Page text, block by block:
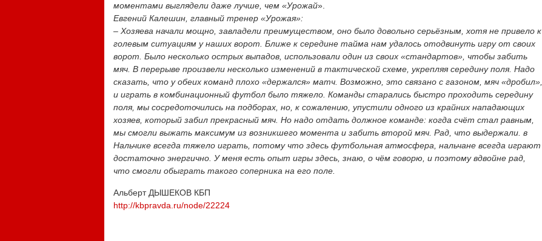
моментами выглядели даже лучше, чем «Урожай».
Евгений Калешин, главный тренер «Урожая»:
– Хозяева начали мощно, завладели преимуществом, оно было довольно серьёзным, хотя не привело к
голевым ситуациям у наших ворот. Ближе к середине тайма нам удалось отодвинуть игру от своих
ворот. Было несколько острых выпадов, использовали один из своих «стандартов», чтобы забить
мяч. В перерыве произвели несколько изменений в тактической схеме, укрепляя середину поля. Надо
сказать, что у обеих команд плохо «держался» матч. Возможно, это связано с газоном, мяч «дробил»,
и играть в комбинационный футбол было тяжело. Команды старались быстро проходить середину
поля, мы сосредоточились на подборах, но, к сожалению, упустили одного из крайних нападающих
хозяев, который забил прекрасный мяч. Но надо отдать должное команде: когда счёт стал равным,
мы смогли выжать максимум из возникшего момента и забить второй мяч. Рад, что выдержали. в
Нальчике всегда тяжело играть, потому что здесь футбольная атмосфера, нальчане всегда играют
достаточно энергично. У меня есть опыт игры здесь, знаю, о чём говорю, и поэтому вдвойне рад,
что смогли обыграть такого соперника на его поле.
Альберт ДЫШЕКОВ КБП
http://kbpravda.ru/node/22224